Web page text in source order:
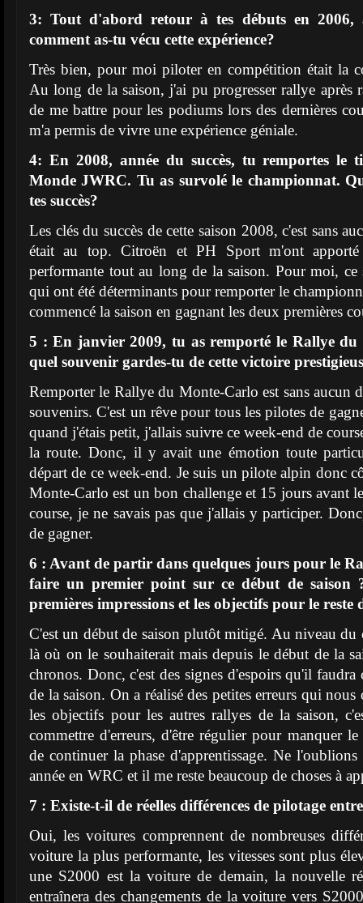
3: Tout d'abord retour à tes débuts en 2006,
comment as-tu vécu cette expérience?
Très bien, pour moi piloter en compétition était la
Au long de la saison, j'ai pu progresser rallye après
de me battre pour les podiums lors des dernières
m'a permis de vivre une expérience géniale.
4: En 2008, année du succès, tu remportes le
Monde JWRC. Tu as survolé le championnat.
tes succès?
Les clés du succès de cette saison 2008, c'est sans
était au top. Citroën et PH Sport m'ont
performante tout au long de la saison. Pour moi, ce
qui ont été déterminants pour remporter le
commencé la saison en gagnant les deux premières
5 : En janvier 2009, tu as remporté le Rallye
quel souvenir gardes-tu de cette victoire
Remporter le Rallye du Monte-Carlo est sans aucun
souvenirs. C'est un rêve pour tous les pilotes de
quand j'étais petit, j'allais suivre ce week-end de
la route. Donc, il y avait une émotion toute
départ de ce week-end. Je suis un pilote alpin donc
Monte-Carlo est un bon challenge et 15 jours avant
course, je ne savais pas que j'allais y participer.
de gagner.
6 : Avant de partir dans quelques jours pour le
faire un premier point sur ce début de saison
premières impressions et les objectifs pour le reste
C'est un début de saison plutôt mitigé. Au niveau du
là où on le souhaiterait mais depuis le début de la
chronos. Donc, c'est des signes d'espoirs qu'il faudra
de la saison. On a réalisé des petites erreurs qui
les objectifs pour les autres rallyes de la saison,
commettre d'erreurs, d'être régulier pour manquer
de continuer la phase d'apprentissage. Ne l'oublions
année en WRC et il me reste beaucoup de choses à
7 : Existe-t-il de réelles différences de pilotage
Oui, les voitures comprennent de nombreuses
voiture la plus performante, les vitesses sont plus
une S2000 est la voiture de demain, la nouvelle
entraînera des changements de la voiture vers